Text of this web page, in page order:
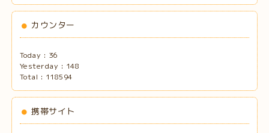
カウンター
Today : 36
Yesterday : 148
Total : 118594
携帯サイト